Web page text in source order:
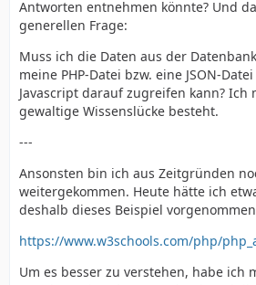
Antworten entnehmen könnte? Und
generellen Frage:
Muss ich die Daten aus der
meine PHP-Datei bzw. eine JSON-
Javascript darauf zugreifen kann? Ich
gewaltige Wissenslücke besteht.
---
Ansonsten bin ich aus Zeitgründen
weitergekommen. Heute hätte ich
deshalb dieses Beispiel
https://www.w3schools.com/php/
Um es besser zu verstehen, habe ich